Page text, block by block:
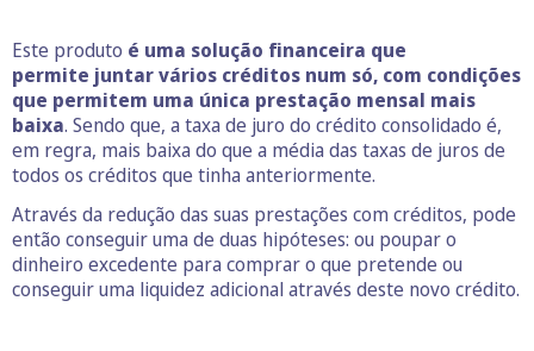
Este produto é uma solução financeira que
permite juntar vários créditos num só, com condições
que permitem uma única prestação mensal mais
baixa. Sendo que, a taxa de juro do crédito consolidado é,
em regra, mais baixa do que a média das taxas de juros de
todos os créditos que tinha anteriormente.
Através da redução das suas prestações com créditos, pode
então conseguir uma de duas hipóteses: ou poupar o
dinheiro excedente para comprar o que pretende ou
conseguir uma liquidez adicional através deste novo crédito.